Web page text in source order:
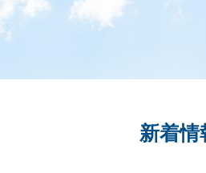
新着情